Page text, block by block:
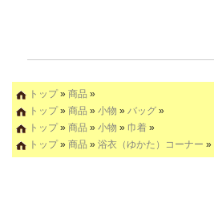
トップ» 商品 »
トップ» 商品 » 小物 » バッグ »
トップ» 商品 » 小物 » 巾着 »
トップ» 商品 » 浴衣（ゆかた）コーナー »